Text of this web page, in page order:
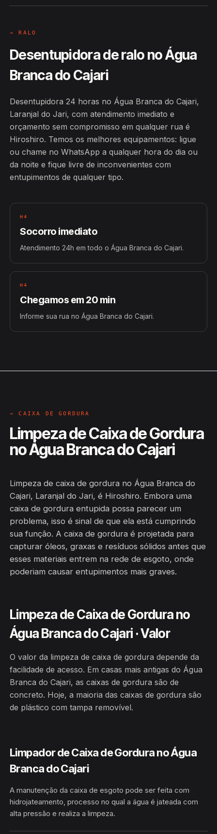
→ RALO
Desentupidora de ralo no Água
Branca do Cajari
Desentupidora 24 horas no Água Branca do Cajari,
Laranjal do Jari, com atendimento imediato e
orçamento sem compromisso em qualquer rua é
Hiroshiro. Temos os melhores equipamentos: ligue
ou chame no WhatsApp a qualquer hora do dia ou
da noite e fique livre de inconvenientes com
entupimentos de qualquer tipo.
H4
Socorro imediato
Atendimento 24h em todo o Água Branca do Cajari.
H4
Chegamos em 20 min
Informe sua rua no Água Branca do Cajari.
→ CAIXA DE GORDURA
Limpeza de Caixa de Gordura
no Água Branca do Cajari
Limpeza de caixa de gordura no Água Branca do
Cajari, Laranjal do Jari, é Hiroshiro. Embora uma
caixa de gordura entupida possa parecer um
problema, isso é sinal de que ela está cumprindo
sua função. A caixa de gordura é projetada para
capturar óleos, graxas e resíduos sólidos antes que
esses materiais entrem na rede de esgoto, onde
poderiam causar entupimentos mais graves.
Limpeza de Caixa de Gordura no
Água Branca do Cajari · Valor
O valor da limpeza de caixa de gordura depende da
facilidade de acesso. Em casas mais antigas do Água
Branca do Cajari, as caixas de gordura são de
concreto. Hoje, a maioria das caixas de gordura são
de plástico com tampa removível.
Limpador de Caixa de Gordura no Água
Branca do Cajari
A manutenção da caixa de esgoto pode ser feita com
hidrojateamento, processo no qual a água é jateada com
alta pressão e realiza a limpeza.
HIDROJATEAMENTO
ÁGUA BRANCA DO CAJARI ·